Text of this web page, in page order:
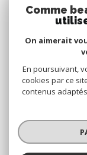
Nos
Comme
On aimerait
En poursuivant,
cookies par ce
contenus